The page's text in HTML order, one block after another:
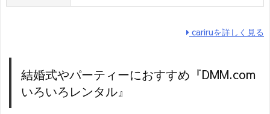
cariruを詳しく見る
結婚式やパーティーにおすすめ『DMM.com
いろいろレンタル』